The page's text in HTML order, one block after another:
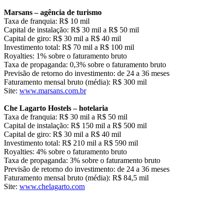
Marsans – agência de turismo
Taxa de franquia: R$ 10 mil
Capital de instalação: R$ 30 mil a R$ 50 mil
Capital de giro: R$ 30 mil a R$ 40 mil
Investimento total: R$ 70 mil a R$ 100 mil
Royalties: 1% sobre o faturamento bruto
Taxa de propaganda: 0,3% sobre o faturamento bruto
Previsão de retorno do investimento: de 24 a 36 meses
Faturamento mensal bruto (média): R$ 300 mil
Site: www.marsans.com.br
Che Lagarto Hostels – hotelaria
Taxa de franquia: R$ 30 mil a R$ 50 mil
Capital de instalação: R$ 150 mil a R$ 500 mil
Capital de giro: R$ 30 mil a R$ 40 mil
Investimento total: R$ 210 mil a R$ 590 mil
Royalties: 4% sobre o faturamento bruto
Taxa de propaganda: 3% sobre o faturamento bruto
Previsão de retorno do investimento: de 24 a 36 meses
Faturamento mensal bruto (média): R$ 84,5 mil
Site: www.chelagarto.com